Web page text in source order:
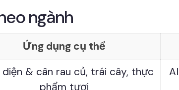
ngành
Ứng dụng cụ thể
diện & cân rau củ, trái cây, thực
phẩm tươi